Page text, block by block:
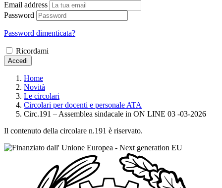
Email address
Password
Password dimenticata?
Ricordami
Accedi
Home
Novità
Le circolari
Circolari per docenti e personale ATA
Circ.191 – Assemblea sindacale in ON LINE 03 -03-2026
Il contenuto della circolare n.191 è riservato.